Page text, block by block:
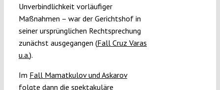
Unverbindlichkeit vorläufiger
Maßnahmen – war der Gerichtshof in
seiner ursprünglichen Rechtsprechung
zunächst ausgegangen (Fall Cruz Varas
u.a.).
Im Fall Mamatkulov und Askarov
folgte dann die spektakuläre